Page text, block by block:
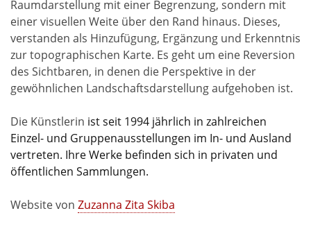
Raumdarstellung mit einer Begrenzung, sondern mit
einer visuellen Weite über den Rand hinaus. Dieses,
verstanden als Hinzufügung, Ergänzung und Erkenntnis
zur topographischen Karte. Es geht um eine Reversion
des Sichtbaren, in denen die Perspektive in der
gewöhnlichen Landschaftsdarstellung aufgehoben ist.
Die Künstlerin ist seit 1994 jährlich in zahlreichen
Einzel- und Gruppenausstellungen im In- und Ausland
vertreten. Ihre Werke befinden sich in privaten und
öffentlichen Sammlungen.
Website von Zuzanna Zita Skiba